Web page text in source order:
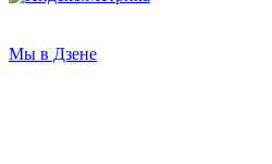
Мы в Дзене